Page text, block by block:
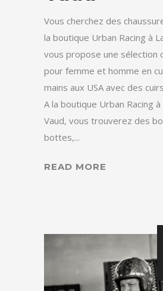
Vous cherchez des
la boutique Urban Racing à
vous propose une sélection
pour femme et homme en
mains aux USA avec des
A la boutique Urban Racing à
Vaud, vous trouverez des
bottes,...
READ MORE